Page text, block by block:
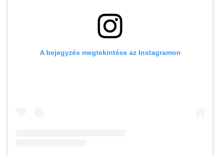
A bejegyzés megtekintése az Instagramon